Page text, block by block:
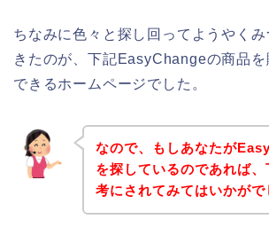
ちなみに色々と探し回ってようやく
きたのが、下記EasyChangeの商品
できるホームページでした。
なので、もしあなたが
を探しているのであれば
考にされてみてはいかがで